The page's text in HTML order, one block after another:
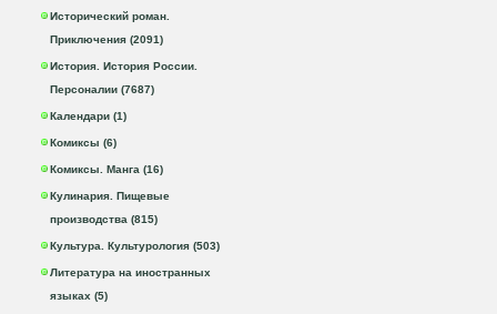
Исторический роман.
Приключения (2091)
История. История России.
Персоналии (7687)
Календари (1)
Комиксы (6)
Комиксы. Манга (16)
Кулинария. Пищевые
производства (815)
Культура. Культурология (503)
Литература на иностранных
языках (5)